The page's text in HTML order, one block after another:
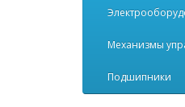
Механизмы
Подшипники